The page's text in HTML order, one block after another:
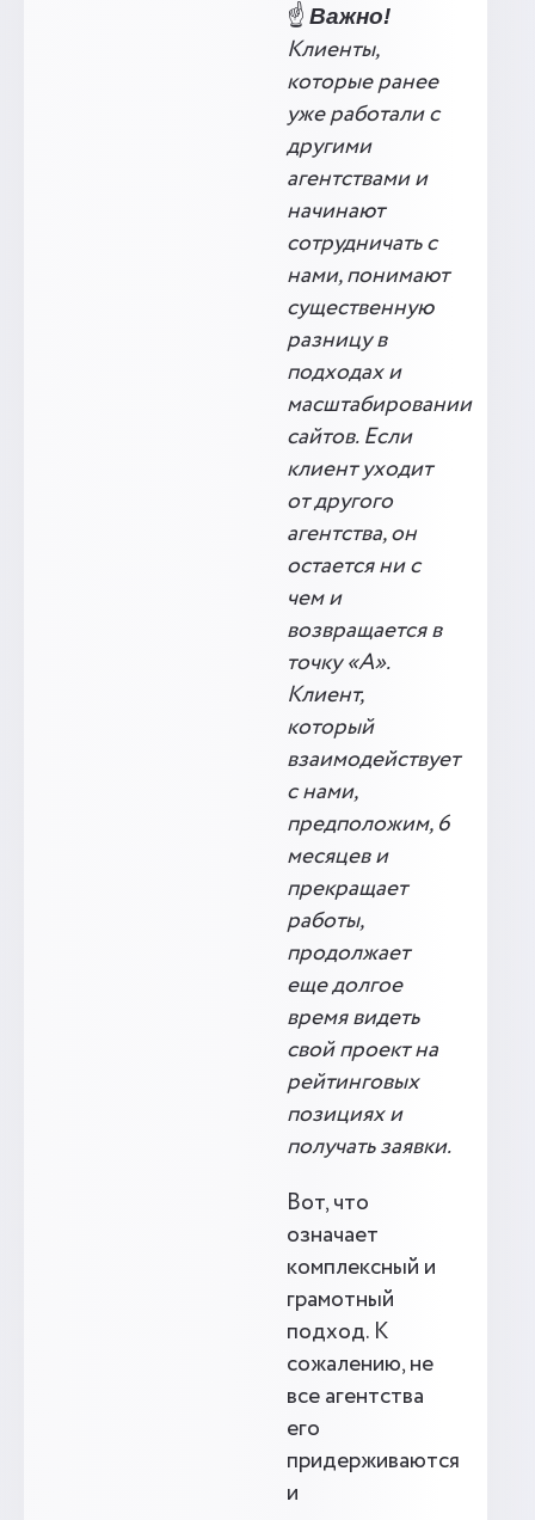
☝️ Важно!
Клиенты,
которые ранее
уже работали с
другими
агентствами и
начинают
сотрудничать с
нами, понимают
существенную
разницу в
подходах и
масштабировании
сайтов. Если
клиент уходит
от другого
агентства, он
остается ни с
чем и
возвращается в
точку «А».
Клиент,
который
взаимодействует
с нами,
предположим, 6
месяцев и
прекращает
работы,
продолжает
еще долгое
время видеть
свой проект на
рейтинговых
позициях и
получать заявки.
Вот, что
означает
комплексный и
грамотный
подход. К
сожалению, не
все агентства
его
придерживаются
и